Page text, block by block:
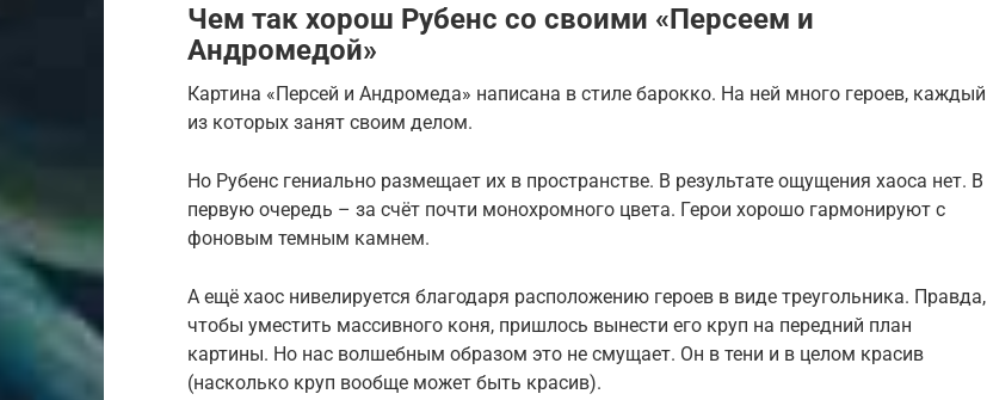
Чем так хорош Рубенс со своими «Персеем и
Андромедой»
Картина «Персей и Андромеда» написана в стиле барокко. На ней много героев, каждый
из которых занят своим делом.
Но Рубенс гениально размещает их в пространстве. В результате ощущения хаоса нет. В
первую очередь – за счёт почти монохромного цвета. Герои хорошо гармонируют с
фоновым темным камнем.
А ещё хаос нивелируется благодаря расположению героев в виде треугольника. Правда,
чтобы уместить массивного коня, пришлось вынести его круп на передний план
картины. Но нас волшебным образом это не смущает. Он в тени и в целом красив
(насколько круп вообще может быть красив).